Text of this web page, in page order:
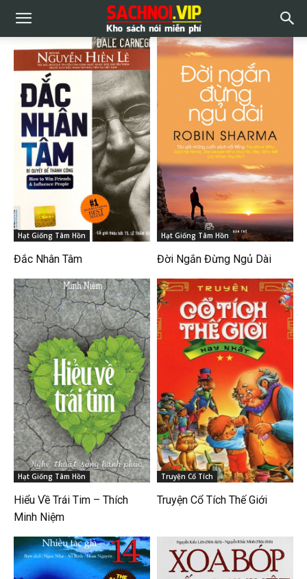
Hạt Giống Tâm Hồn
Đắc Nhân Tâm
Hạt Giống Tâm Hồn
Đời Ngắn Đừng Ngủ Dài
Hạt Giống Tâm Hồn
Hiểu Về Trái Tim – Thích
Minh Niệm
Truyện Cổ Tích
Truyện Cổ Tích Thế Giới